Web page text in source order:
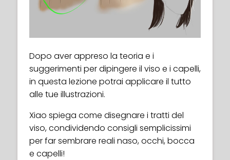
Dopo aver appreso la teoria e i
suggerimenti per dipingere il viso e i capelli,
in questa lezione potrai applicare il tutto
alle tue illustrazioni.
Xiao spiega come disegnare i tratti del
viso, condividendo consigli semplicissimi
per far sembrare reali naso, occhi, bocca
e capelli!